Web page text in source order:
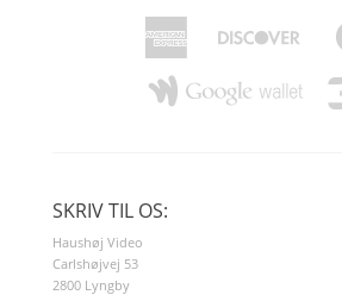
SKRIV TIL OS:
Haushøj Video
Carlshøjvej 53
2800 Lyngby